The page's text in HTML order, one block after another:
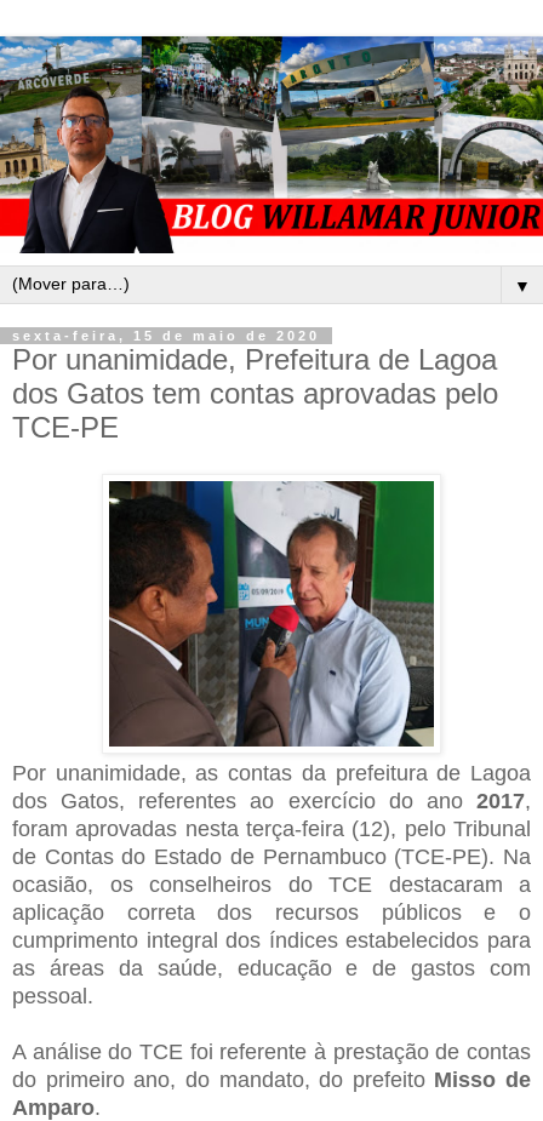
▼
sexta-feira, 15 de maio de 2020
Por unanimidade, Prefeitura de Lagoa
dos Gatos tem contas aprovadas pelo
TCE-PE
Por unanimidade, as contas da prefeitura de Lagoa
dos Gatos, referentes ao exercício do ano 2017,
foram aprovadas nesta terça-feira (12), pelo Tribunal
de Contas do Estado de Pernambuco (TCE-PE). Na
ocasião, os conselheiros do TCE destacaram a
aplicação correta dos recursos públicos e o
cumprimento integral dos índices estabelecidos para
as áreas da saúde, educação e de gastos com
pessoal.
A análise do TCE foi referente à prestação de contas
do primeiro ano, do mandato, do prefeito Misso de
Amparo.